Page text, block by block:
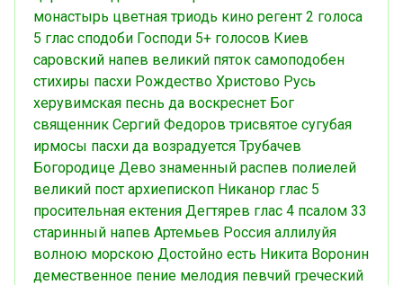
монастырь цветная триодь кино регент 2 голоса
5 глас сподоби Господи 5+ голосов Киев
саровский напев великий пяток самоподобен
стихиры пасхи Рождество Христово Русь
херувимская песнь да воскреснет Бог
священник Сергий Федоров трисвятое сугубая
ирмосы пасхи да возрадуется Трубачев
Богородице Дево знаменный распев полиелей
великий пост архиепископ Никанор глас 5
просительная ектения Дегтярев глас 4 псалом 33
старинный напев Артемьев Россия аллилуйя
волною морскою Достойно есть Никита Воронин
демественное пение мелодия певчий греческий